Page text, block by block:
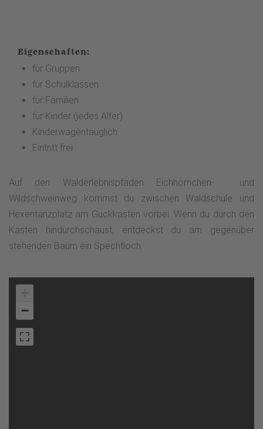
Eigenschaften:
für Gruppen
für Schulklassen
für Familien
für Kinder (jedes Alter)
Kinderwagentauglich
Eintritt frei
Auf den Walderlebnispfaden Eichhörnchen- und
Wildschweinweg kommst du zwischen Waldschule und
Hexentanzplatz am Guckkasten vorbei. Wenn du durch den
Kasten hindurchschaust, entdeckst du am gegenüber
stehenden Baum ein Spechtloch.
−